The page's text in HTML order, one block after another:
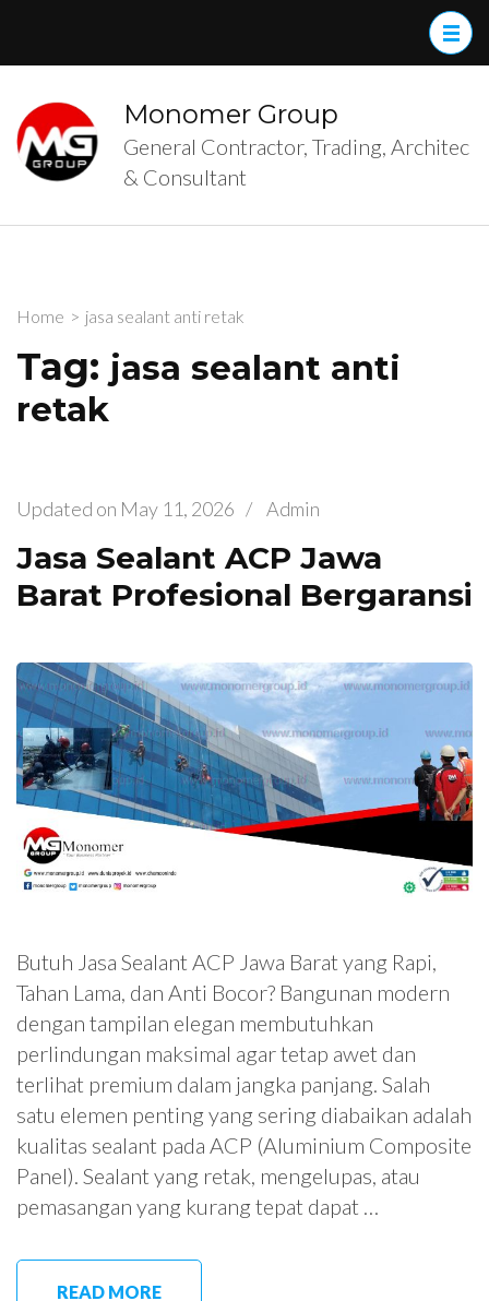
(Press
Enter)
Monomer Group
General Contractor, Trading, Architec
& Consultant
Home > jasa sealant anti retak
Tag: jasa sealant anti
retak
Updated on May 11, 2026 / Admin
Jasa Sealant ACP Jawa
Barat Profesional Bergaransi
Butuh Jasa Sealant ACP Jawa Barat yang Rapi,
Tahan Lama, dan Anti Bocor? Bangunan modern
dengan tampilan elegan membutuhkan
perlindungan maksimal agar tetap awet dan
terlihat premium dalam jangka panjang. Salah
satu elemen penting yang sering diabaikan adalah
kualitas sealant pada ACP (Aluminium Composite
Panel). Sealant yang retak, mengelupas, atau
pemasangan yang kurang tepat dapat …
READ MORE